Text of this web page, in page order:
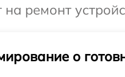
на ремонт
о